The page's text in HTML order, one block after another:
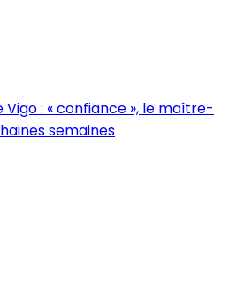
: « confiance », le maître-
semaines